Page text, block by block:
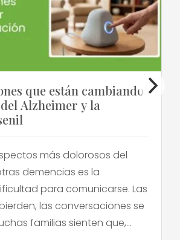
que están cambiando
Alzheimer y la
más dolorosos del
demencias es la
para comunicarse. Las
las conversaciones se
familias sienten que,